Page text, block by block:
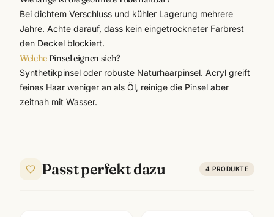
Bei dichtem Verschluss und kühler Lagerung mehrere
Jahre. Achte darauf, dass kein eingetrockneter Farbrest
den Deckel blockiert.
WelchePinsel eignen sich?
Synthetikpinsel oder robuste Naturhaarpinsel. Acryl greift
feines Haar weniger an als Öl, reinige die Pinsel aber
zeitnah mit Wasser.
Passt perfekt dazu 4 PRODUKTE